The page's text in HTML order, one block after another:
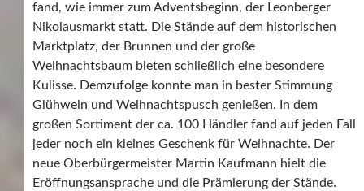
fand, wie immer zum Adventsbeginn, der Leonberger
Nikolausmarkt statt. Die Stände auf dem historischen
Marktplatz, der Brunnen und der große
Weihnachtsbaum bieten schließlich eine besondere
Kulisse. Demzufolge konnte man in bester Stimmung
Glühwein und Weihnachtspusch genießen. In dem
großen Sortiment der ca. 100 Händler fand auf jeden Fall
jeder noch ein kleines Geschenk für Weihnachte. Der
neue Oberbürgermeister Martin Kaufmann hielt die
Eröffnungsansprache und die Prämierung der Stände.